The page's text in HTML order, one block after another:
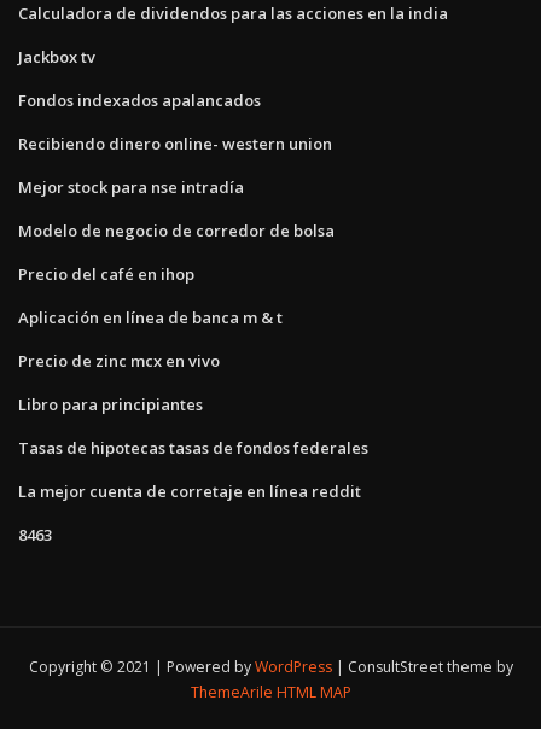
Calculadora de dividendos para las acciones en la india
Jackbox tv
Fondos indexados apalancados
Recibiendo dinero online- western union
Mejor stock para nse intradía
Modelo de negocio de corredor de bolsa
Precio del café en ihop
Aplicación en línea de banca m & t
Precio de zinc mcx en vivo
Libro para principiantes
Tasas de hipotecas tasas de fondos federales
La mejor cuenta de corretaje en línea reddit
8463
Copyright © 2021 | Powered byWordPress
ConsultStreet theme by
ThemeArile HTML MAP